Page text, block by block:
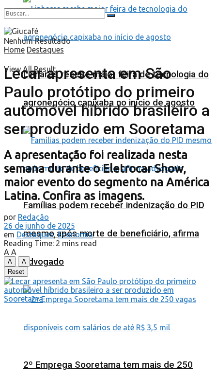
Linhares recebe maior feira de tecnologia do
agronegócio capixaba no início de agosto
Famílias podem receber indenização do PID
mesmo após morte de beneficiário, afirma
advogado
2º Emprega Sooretama tem mais de 250
Nenhum Resultado
View All Result
Home Destaques
Lecar apresenta em São
Paulo protótipo do primeiro
automóvel híbrido brasileiro a
ser produzido em Sooretama
A apresentação foi realizada nesta
semana durante o Eletrocar Show,
maior evento do segmento na América
Latina. Confira as imagens.
por Redação
26 de junho de 2025
em Destaques,Economia
Reading Time: 2 mins read
A A
A
A
Reset